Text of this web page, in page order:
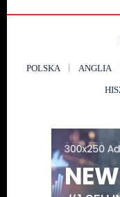
POLSKA ANGLIA